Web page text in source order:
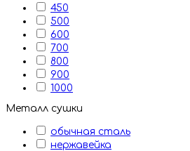
450
500
600
700
800
900
1000
Металл сушки
обычная сталь
нержавейка